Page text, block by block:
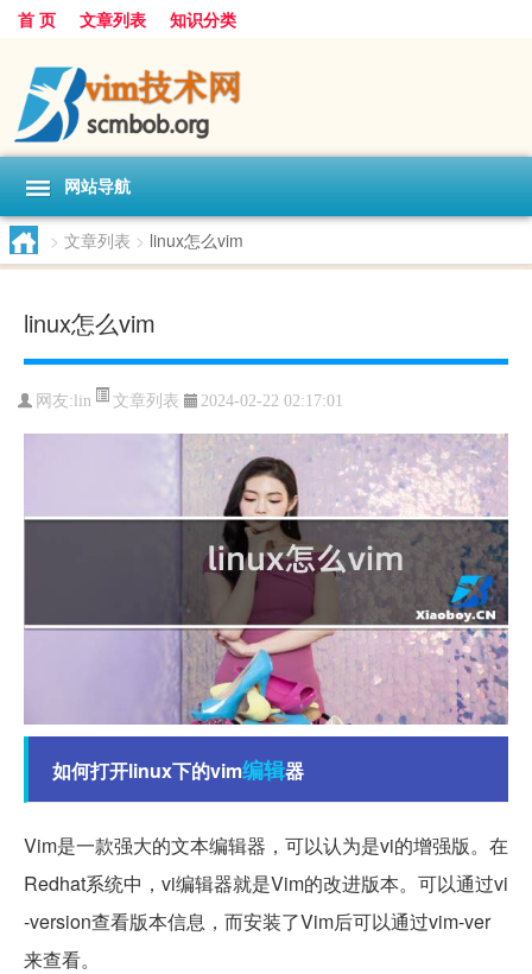
首 页 文章列表 知识分类
网站导航
> 文章列表 > linux怎么vim
linux怎么vim
网友: lin 文章列表 2024-02-22 02:17:01
如何打开linux下的vim编辑器
Vim是一款强大的文本编辑器，可以认为是vi的增强版。在
Redhat系统中，vi编辑器就是Vim的改进版本。可以通过vi
-version查看版本信息，而安装了Vim后可以通过vim-ver
来查看。